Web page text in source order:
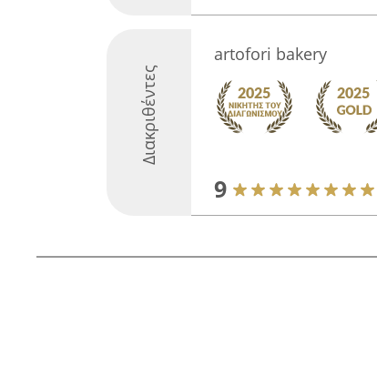
Διακριθέντες
artofori bakery
9